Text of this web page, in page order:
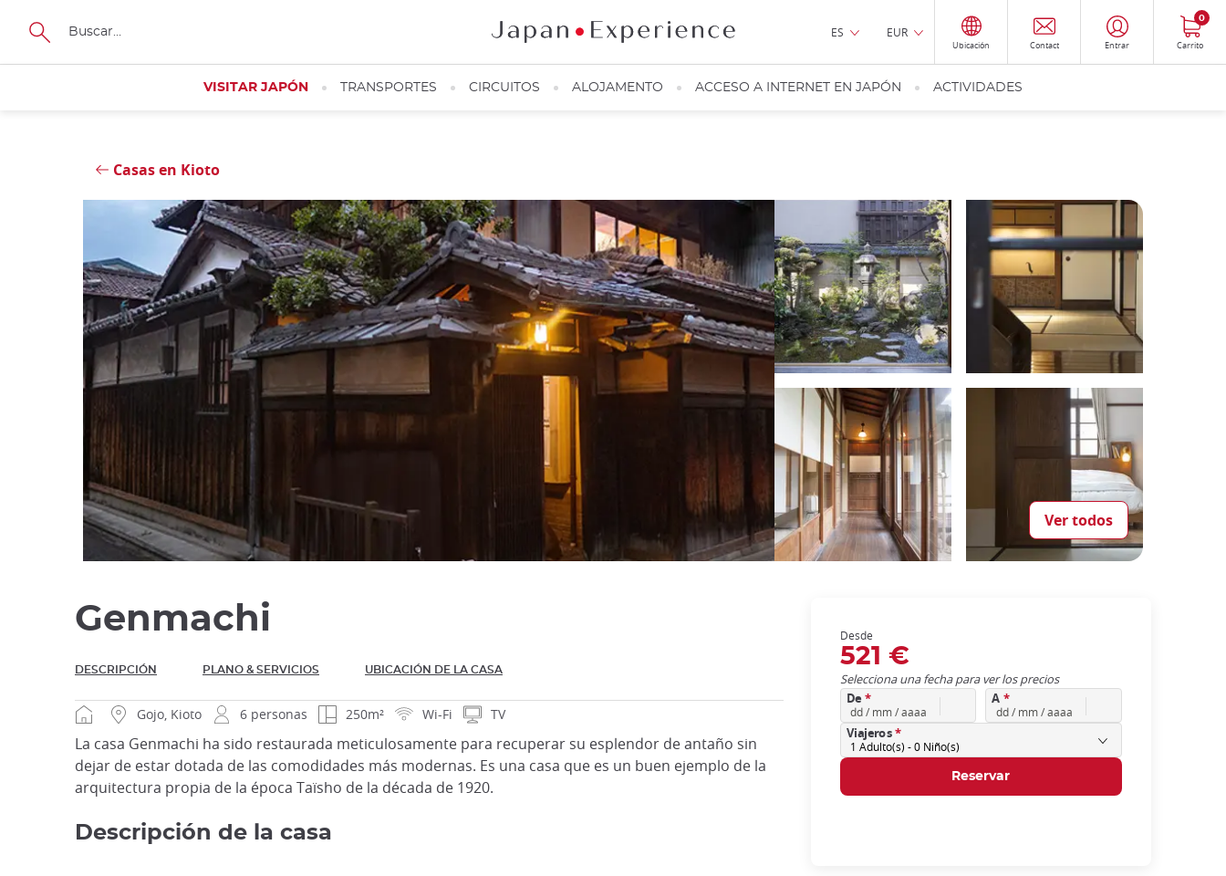
Tamaño
ES EUR
Ubicación Contact Entrar Carrito
0
VISITAR JAPÓN TRANSPORTES CIRCUITOS ALOJAMENTO ACCESO A INTERNET EN JAPÓN ACTIVIDADES
Casas en Kioto
Ver todos
Close
Genmachi
DESCRIPCIÓN PLANO & SERVICIOS UBICACIÓN DE LA CASA
Gojo, Kioto 6 personas 250m² Wi-Fi TV
La casa Genmachi ha sido restaurada meticulosamente para recuperar su esplendor de antaño sin
dejar de estar dotada de las comodidades más modernas. Es una casa que es un buen ejemplo de la
arquitectura propia de la época Taïsho de la década de 1920.
Descripción de la casa
Desde
521 €
Selecciona una fecha para ver los precios
De * A*
1 Adulto(s) -0 Niño(s)
Viajeros*